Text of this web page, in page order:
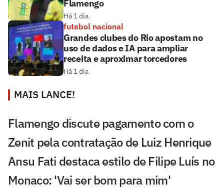
Flamengo
Há 1 dia
futebol nacional
Grandes clubes do Rio apostam no
uso de dados e IA para ampliar
receita e aproximar torcedores
Há 1 dia
MAIS LANCE!
Flamengo discute pagamento com o
Zenit pela contratação de Luiz Henrique
Ansu Fati destaca estilo de Filipe Luís no
Monaco: 'Vai ser bom para mim'